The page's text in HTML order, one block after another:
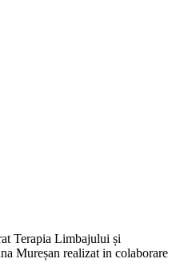
Terapia Limbajului și
Mureșan realizat in colaborare